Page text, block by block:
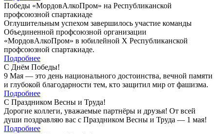
Победы «МордовАлкоПром» на Республиканской
профсоюзной спартакиаде
Оглушительным успехом завершилось участие команды
Объединенной профсоюзной организации
«МордовАлкоПром» в юбилейной X Республиканской
профсоюзной спартакиаде.
Подробнее
С Днём Победы!
9 Мая — это день национального достоинства, вечной памяти
и глубокой благодарности тем, кто защитил мир от фашизма.
Подробнее
С Праздником Весны и Труда!
Дорогие коллеги, уважаемые партнёры и друзья! От всей
души поздравляю вас с Праздником Весны и Труда — 1 мая!
Подробнее